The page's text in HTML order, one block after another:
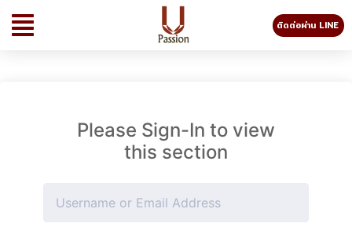
ติดต่อผ่าน LINE
Please Sign-In to view
this section